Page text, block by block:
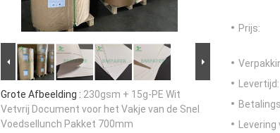
Grote Afbeelding : 230gsm + 15g-PE Wit
Vetvrij Document voor het Vakje van de Snel
Voedsellunch Pakket 700mm
Prijs:
Levertijd:
Levering